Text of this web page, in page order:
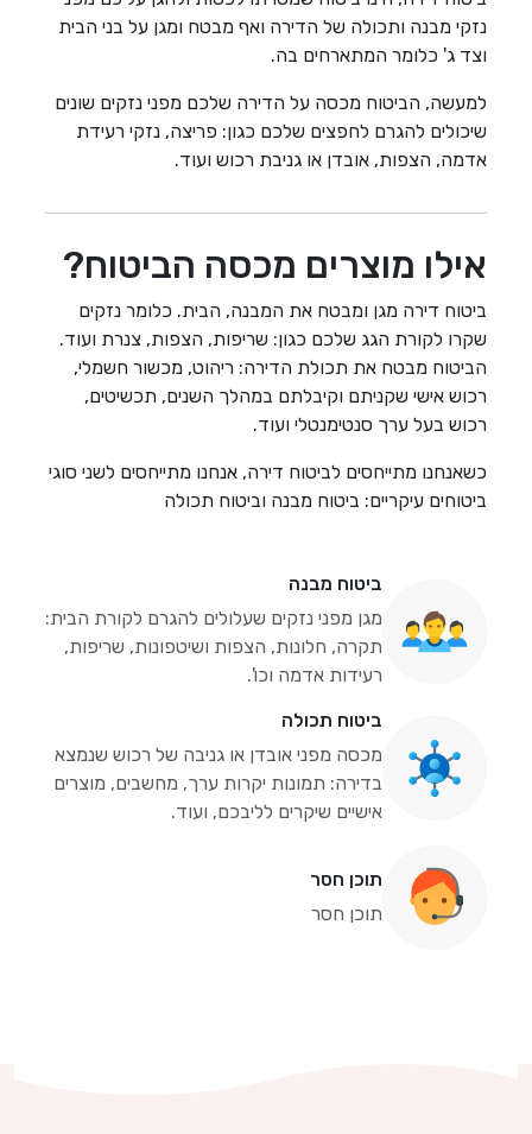
נזקי מבנה ותכולה של הדירה ואף מבטח ומגן על בני הבית
וצד ג' כלומר המתארחים בה.
למעשה, הביטוח מכסה על הדירה שלכם מפני נזקים שונים
שיכולים להגרם לחפצים שלכם כגון: פריצה, נזקי רעידת
אדמה, הצפות, אובדן או גניבת רכוש ועוד.
אילו מוצרים מכסה הביטוח?
ביטוח דירה מגן ומבטח את המבנה, הבית. כלומר נזקים
שקרו לקורת הגג שלכם כגון: שריפות, הצפות, צנרת ועוד.
הביטוח מבטח את תכולת הדירה: ריהוט, מכשור חשמלי,
רכוש אישי שקניתם וקיבלתם במהלך השנים, תכשיטים,
רכוש בעל ערך סנטימנטלי ועוד.
כשאנחנו מתייחסים לביטוח דירה, אנחנו מתייחסים לשני סוגי
ביטוחים עיקריים: ביטוח מבנה וביטוח תכולה
ביטוח מבנה
מגן מפני נזקים שעלולים להגרם לקורת הבית:
תקרה, חלונות, הצפות ושיטפונות, שריפות,
רעידות אדמה וכו'.
ביטוח תכולה
מכסה מפני אובדן או גניבה של רכוש שנמצא
בדירה: תמונות יקרות ערך, מחשבים, מוצרים
אישיים שיקרים לליבכם, ועוד.
תוכן חסר
תוכן חסר